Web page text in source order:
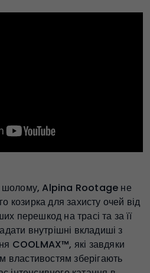
шолому, Alpina Rootage не
козирка для захисту очей від
перешкод на трасі та за її
внутрішні вкладиші з
COOLMAX™, які завдяки
властивостям зберігають